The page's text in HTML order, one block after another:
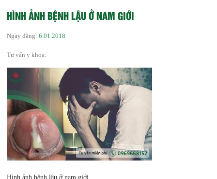
HÌNH ẢNH BỆNH LẬU Ở NAM GIỚI
Ngày đăng: 6.01.2018
Tư vấn y khoa:
Hình ảnh bệnh lậu ở nam giới